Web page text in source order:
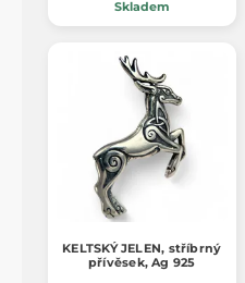
Skladem
KELTSKÝ JELEN, stříbrný
přívěsek, Ag 925